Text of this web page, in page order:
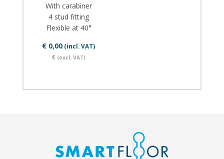
With carabiner
4 stud fitting
Flexible at 40°
€ 0,00 (incl. VAT)
€ (excl. VAT)